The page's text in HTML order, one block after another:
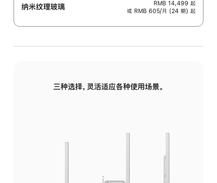
纳米纹理玻璃 RMB 14,499 起
或 RMB 605/月 (24 期) 起
三种选择，灵活适应各种使用场景。